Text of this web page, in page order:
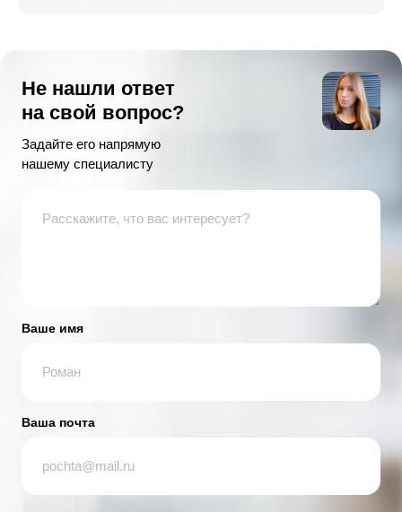
Не нашли ответ
на свой вопрос?
Задайте его напрямую
нашему специалисту
Ваше имя
Ваша почта